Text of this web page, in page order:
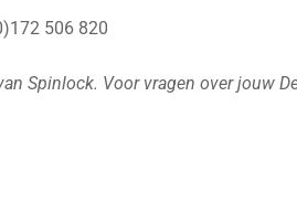
506 820
Spinlock. Voor vragen over jouw